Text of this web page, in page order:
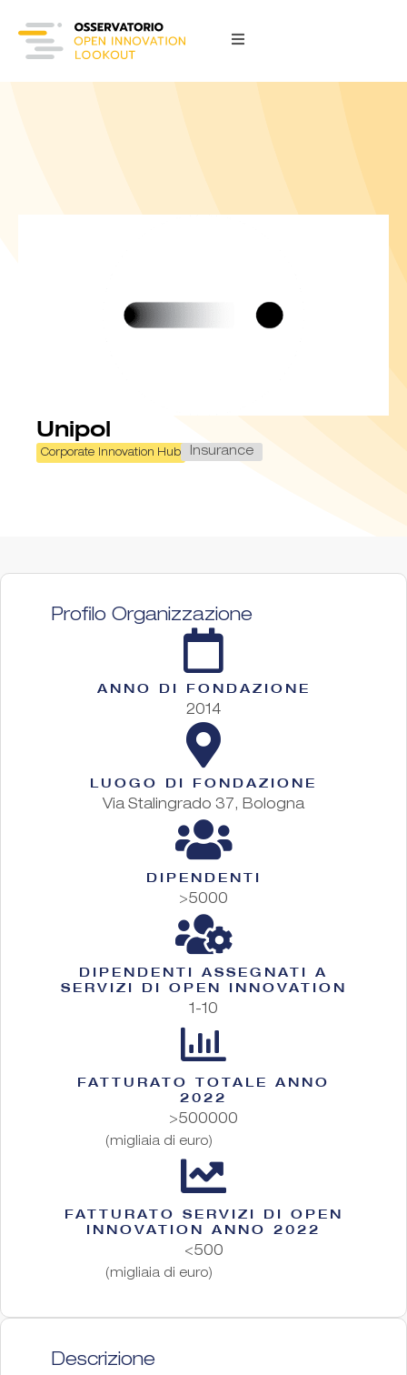
Unipol
Corporate Innovation Hub Insurance
Profilo Organizzazione
ANNO DI FONDAZIONE
2014
LUOGO DI FONDAZIONE
Via Stalingrado 37, Bologna
DIPENDENTI
>5000
DIPENDENTI ASSEGNATI A
SERVIZI DI OPEN INNOVATION
1-10
FATTURATO TOTALE ANNO
2022
>500000
(migliaia di euro)
FATTURATO SERVIZI DI OPEN
INNOVATION ANNO 2022
<500
(migliaia di euro)
Descrizione